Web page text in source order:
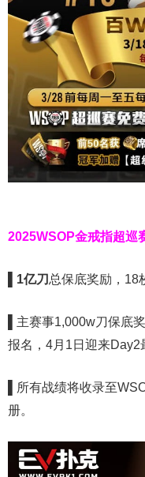
2025WSOP金戒指超巡
1亿刀总保底奖励，18
主赛事1,000w刀保底
报名，4月1日迎来Day2
所有战绩将收录至
册。